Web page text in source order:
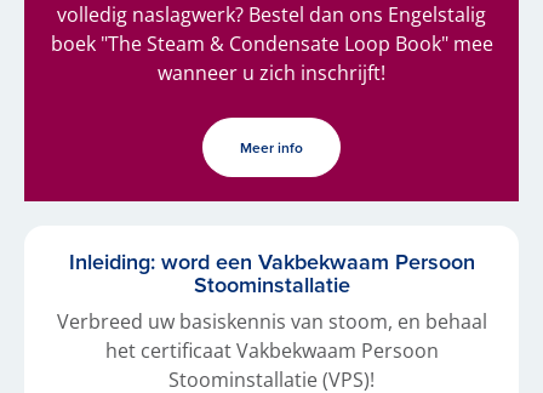
volledig naslagwerk? Bestel dan ons Engelstalig
boek "The Steam & Condensate Loop Book" mee
wanneer u zich inschrijft!
Meer info
Inleiding: word een Vakbekwaam Persoon
Stoominstallatie
Verbreed uw basiskennis van stoom, en behaal
het certificaat Vakbekwaam Persoon
Stoominstallatie (VPS)!